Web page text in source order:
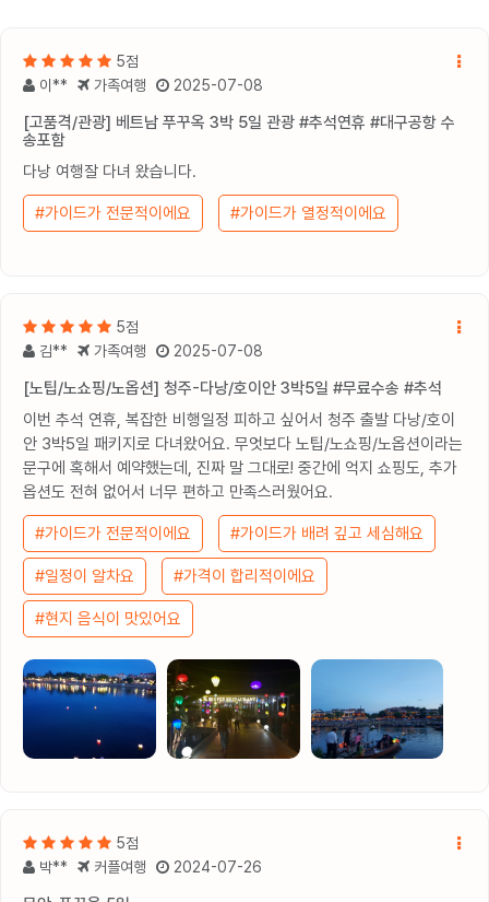
5점
이**
가족여행 2025-07-08
[고품격/관광] 베트남 푸꾸옥 3박 5일 관광 #추석연휴 #대구공항 수
송포함
다낭 여행잘 다녀 왔습니다.
#가이드가 전문적이에요 #가이드가 열정적이에요
5점
김**
가족여행 2025-07-08
[노팁/노쇼핑/노옵션] 청주-다낭/호이안 3박5일 #무료수송 #추석
이번 추석 연휴, 복잡한 비행일정 피하고 싶어서 청주 출발 다낭/호이
안 3박5일 패키지로 다녀왔어요. 무엇보다 노팁/노쇼핑/노옵션이라는
문구에 혹해서 예약했는데, 진짜 말 그대로! 중간에 억지 쇼핑도, 추가
옵션도 전혀 없어서 너무 편하고 만족스러웠어요.
#가이드가 전문적이에요 #가이드가 배려 깊고 세심해요
#일정이 알차요 #가격이 합리적이에요
#현지 음식이 맛있어요
5점
박**
커플여행 2024-07-26